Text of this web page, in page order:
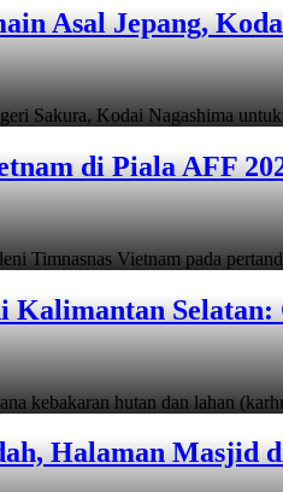
Asal Jepang,
Sakura, Kodai Nagashima
di Piala AFF
Timnasnas Vietnam pada
Selatan:
kebakaran hutan dan lahan
Halaman